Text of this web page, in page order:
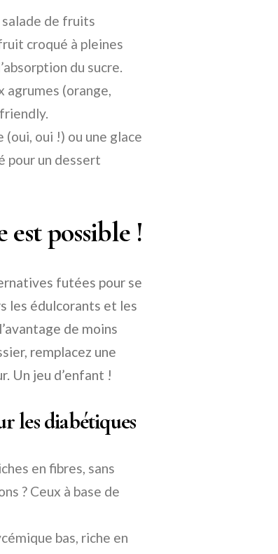
de fruits
croqué à pleines
du sucre.
agrumes (orange,
.
(oui, oui !) ou une glace
pour un dessert
est possible !
futées pour se
les édulcorants et les
de moins
remplacez une
Un jeu d’enfant !
les diabétiques
en fibres, sans
? Ceux à base de
bas, riche en